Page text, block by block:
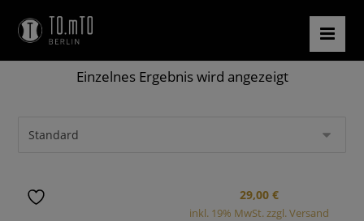
Einzelnes Ergebnis wird angezeigt
29,00 €
inkl. 19% MwSt. zzgl. Versand